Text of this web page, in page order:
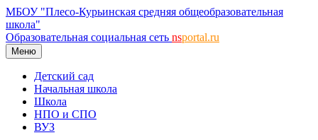
МБОУ "Плесо-Курьинская средняя общеобразовательная
школа"
Образовательная социальная сеть nsportal.ru
Меню
Детский сад
Начальная школа
Школа
НПО и СПО
ВУЗ